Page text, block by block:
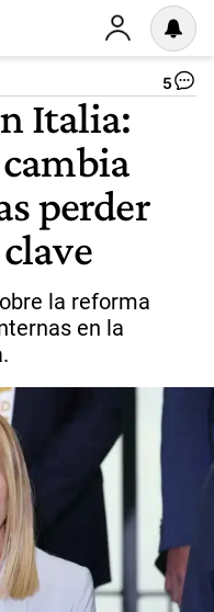
5
Italia:
perder
la reforma
en la